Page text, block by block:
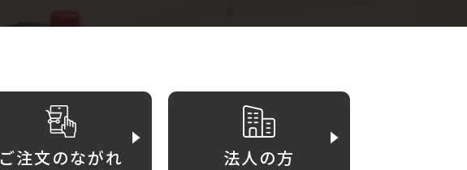
ご注文のながれ 法人の方